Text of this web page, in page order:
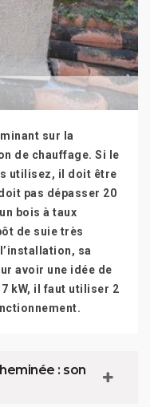
sur la
de chauffage. Si le
utilisez, il doit être
pas dépasser 20
bois à taux
de suie très
sa
avoir une idée de
kW, il faut utiliser 2
: son